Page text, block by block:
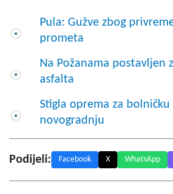
Pula: Gužve zbog
prometa
Na Požanama postavljen
asfalta
Stigla oprema za
novogradnju
Podijeli: Facebook X WhatsApp